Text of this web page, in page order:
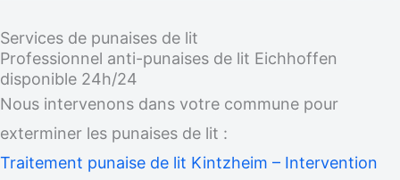
Services de punaises de lit
Professionnel anti-punaises de lit Eichhoffen
disponible 24h/24
Nous intervenons dans votre commune pour
exterminer les punaises de lit :
Traitement punaise de lit Kintzheim – Intervention